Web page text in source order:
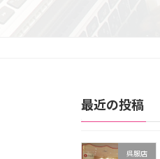
最近の投稿
呉服店